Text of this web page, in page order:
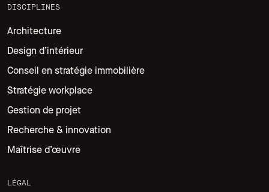
DISCIPLINES
Architecture
Design d’intérieur
Conseil en stratégie immobilière
Stratégie workplace
Gestion de projet
Recherche & innovation
Maîtrise d’œuvre
LÉGAL